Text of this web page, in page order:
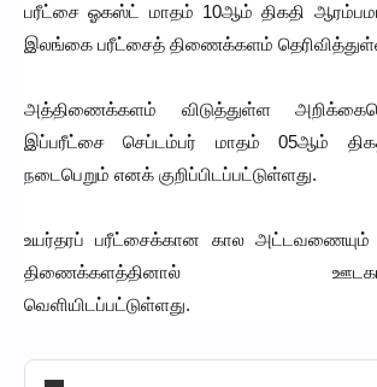
பரீட்சை ஓகஸ்ட் மாதம் 10ஆம் திகதி
இலங்கை பரீட்சைத் திணைக்களம்
அத்திணைக்களம் விடுத்துள்ள
இப்பரீட்சை செப்டம்பர் மாதம் 05ஆம்
நடைபெறும் எனக் குறிப்பிடப்பட்டுள்ளது.
உயர்தரப் பரீட்சைக்கான கால அட்டவணையும்
திணைக்களத்தினால்
வெளியிடப்பட்டுள்ளது.